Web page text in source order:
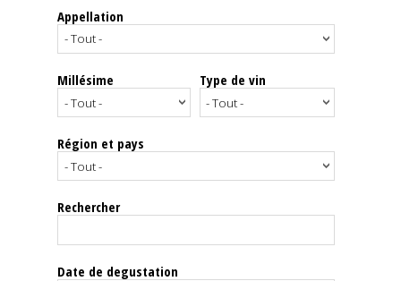
Spiritueux
Notes
dégustation
Le
magazine
Appellation
Millésime Type de vin
Région et pays
Rechercher
Date de degustation